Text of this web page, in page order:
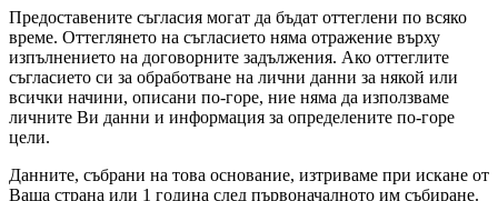
Предоставените съгласия могат да бъдат оттеглени по всяко
време. Оттеглянето на съгласието няма отражение върху
изпълнението на договорните задължения. Ако оттеглите
съгласието си за обработване на лични данни за някой или
всички начини, описани по-горе, ние няма да използваме
личните Ви данни и информация за определените по-горе
цели.
Данните, събрани на това основание, изтриваме при искане от
Ваша страна или 1 година след първоначалното им събиране.